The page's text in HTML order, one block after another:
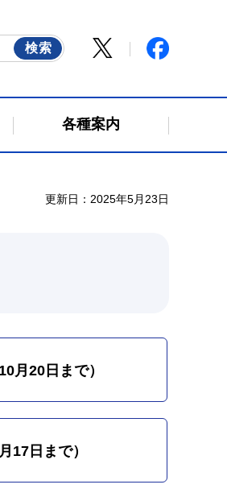
各種案内
更新日：2025年5月23日
月20日まで）
17日まで）